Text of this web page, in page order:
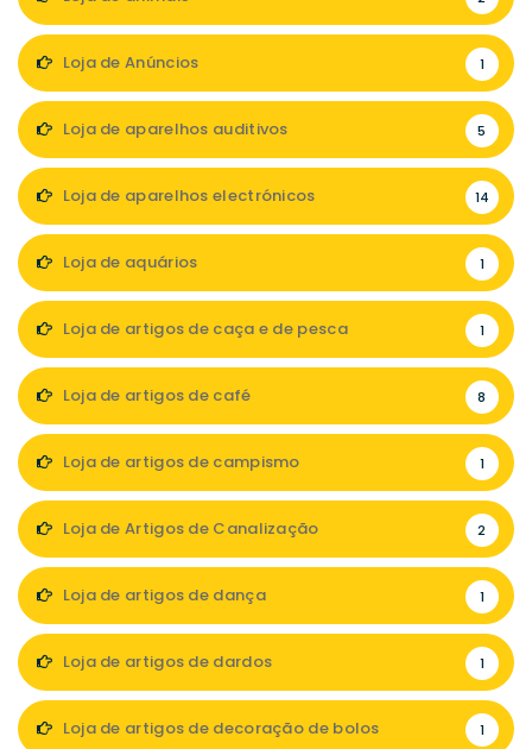
Loja de Anúncios 1
Loja de aparelhos auditivos 5
Loja de aparelhos electrónicos 14
Loja de aquários 1
Loja de artigos de caça e de pesca 1
Loja de artigos de café 8
Loja de artigos de campismo 1
Loja de Artigos de Canalização 2
Loja de artigos de dança 1
Loja de artigos de dardos 1
Loja de artigos de decoração de bolos 1